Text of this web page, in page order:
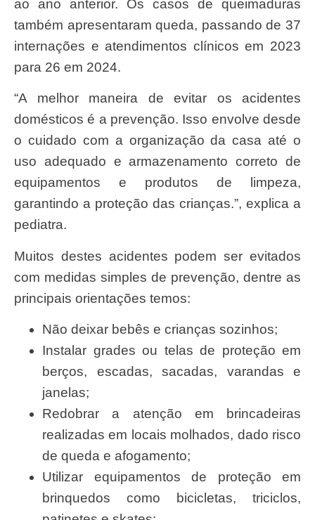
ao ano anterior. Os casos de queimaduras
também apresentaram queda, passando de 37
internações e atendimentos clínicos em 2023
para 26 em 2024.
“A melhor maneira de evitar os acidentes
domésticos é a prevenção. Isso envolve desde
o cuidado com a organização da casa até o
uso adequado e armazenamento correto de
equipamentos e produtos de limpeza,
garantindo a proteção das crianças.”, explica a
pediatra.
Muitos destes acidentes podem ser evitados
com medidas simples de prevenção, dentre as
principais orientações temos:
Não deixar bebês e crianças sozinhos;
Instalar grades ou telas de proteção em
berços, escadas, sacadas, varandas e
janelas;
Redobrar a atenção em brincadeiras
realizadas em locais molhados, dado risco
de queda e afogamento;
Utilizar equipamentos de proteção em
brinquedos como bicicletas, triciclos,